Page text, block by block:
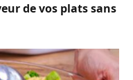
de vos plats sans